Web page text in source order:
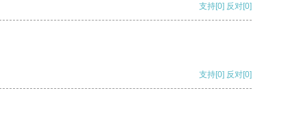
支持[0] 反对[0]
支持[0] 反对[0]